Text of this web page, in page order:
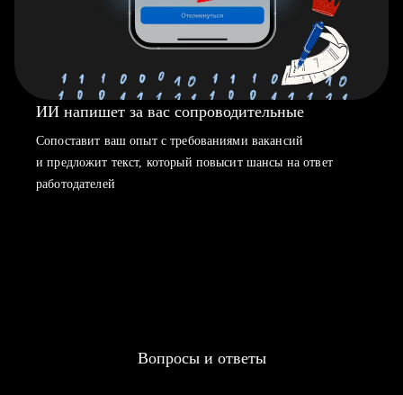
ИИ напишет за вас сопроводительные
Сопоставит ваш опыт с требованиями вакансий
и предложит текст, который повысит шансы на ответ
работодателей
Вопросы и ответы